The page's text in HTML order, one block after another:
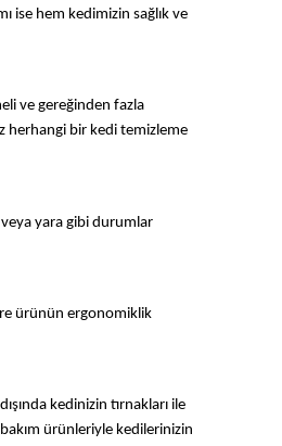
ise hem kedimizin sağlık ve
ve gereğinden fazla
herhangi bir kedi temizleme
veya yara gibi durumlar
ürünün ergonomiklik
kedinizin tırnakları ile
ürünleriyle kedilerinizin